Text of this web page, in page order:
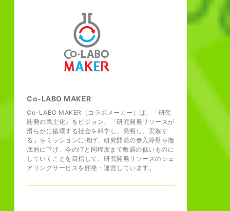
Co-LABO MAKER
Co-LABO MAKER（コラボメーカー）は、「研究
開発の民主化」をビジョン、「研究開発リソースが
滑らかに循環する社会を科学し、発明し、実装す
る」をミッションに掲げ、研究開発の参入障壁を徹
底的に下げ、今のITと同程度まで敷居の低いものに
していくことを目指して、研究開発リソースのシェ
アリングサービスを開発・運営しています。